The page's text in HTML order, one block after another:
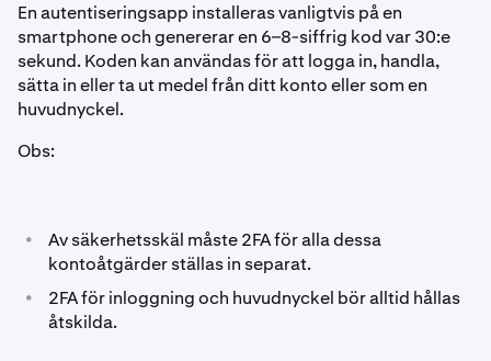
En autentiseringsapp installeras vanligtvis på en
smartphone och genererar en 6–8-siffrig kod var 30:e
sekund. Koden kan användas för att logga in, handla,
sätta in eller ta ut medel från ditt konto eller som en
huvudnyckel.
Obs:
•
Av säkerhetsskäl måste 2FA för alla dessa
kontoåtgärder ställas in separat.
•
2FA för inloggning och huvudnyckel bör alltid hållas
åtskilda.